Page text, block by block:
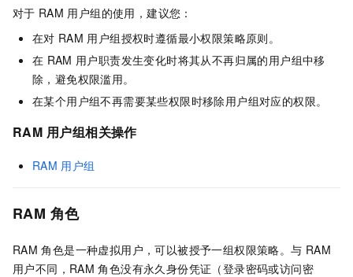
对于 RAM 用户组的使用，建议您：
在对 RAM 用户组授权时遵循最小权限策略原则。
在 RAM 用户职责发生变化时将其从不再归属的用户组中移
除，避免权限滥用。
在某个用户组不再需要某些权限时移除用户组对应的权限。
RAM 用户组相关操作
RAM 用户组
RAM 角色
RAM 角色是一种虚拟用户，可以被授予一组权限策略。与 RAM
用户不同，RAM 角色没有永久身份凭证（登录密码或访问密